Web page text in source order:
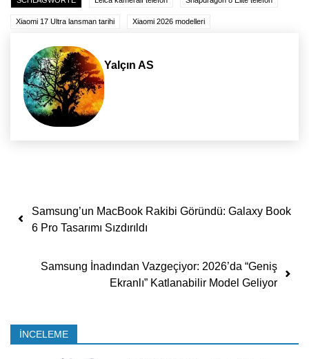
Xiaomi 17 Ultra lansman tarihi Xiaomi 2026 modelleri
Yalçın AS
Yazı dolaşımı
Samsung’un MacBook Rakibi Göründü: Galaxy Book
6 Pro Tasarımı Sızdırıldı
Samsung İnadından Vazgeçiyor: 2026’da “Geniş
Ekranlı” Katlanabilir Model Geliyor
İNCELEME